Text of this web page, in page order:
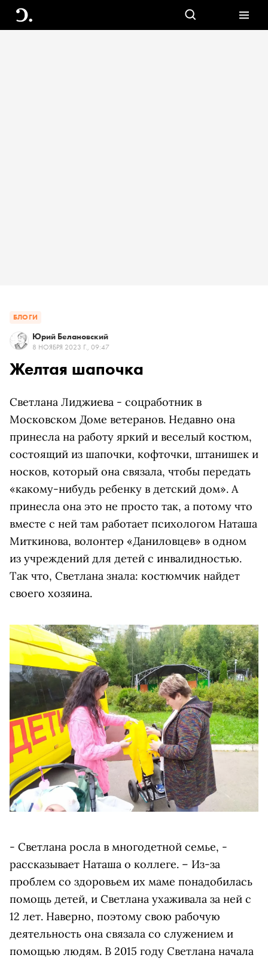
БЛОГИ
Юрий Белановский
8 НОЯБРЯ 2023 Г., 09:47
Желтая шапочка
Светлана Лиджиева - соцработник в
Московском Доме ветеранов. Недавно она
принесла на работу яркий и веселый костюм,
состоящий из шапочки, кофточки, штанишек и
носков, который она связала, чтобы передать
«какому-нибудь ребенку в детский дом». А
принесла она это не просто так, а потому что
вместе с ней там работает психологом Наташа
Миткинова, волонтер «Даниловцев» в одном
из учреждений для детей с инвалидностью.
Так что, Светлана знала: костюмчик найдет
своего хозяина.
- Светлана росла в многодетной семье, -
рассказывает Наташа о коллеге. – Из-за
проблем со здоровьем их маме понадобилась
помощь детей, и Светлана ухаживала за ней с
12 лет. Наверно, поэтому свою рабочую
деятельность она связала со служением и
помощью людям. В 2015 году Светлана начала